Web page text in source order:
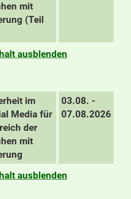
mit
(Teil
ausblenden
im
Media für
der
mit
03.08. -
07.08.2026
ausblenden